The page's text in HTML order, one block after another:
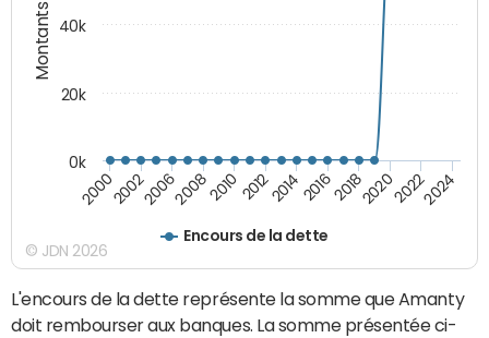
Montants (€)
Encours de la dette
20002002200620082010 2012201420162018202020222024
0k
20k
40k
© JDN 2026
L'encours de la dette représente la somme que Amanty
doit rembourser aux banques. La somme présentée ci-